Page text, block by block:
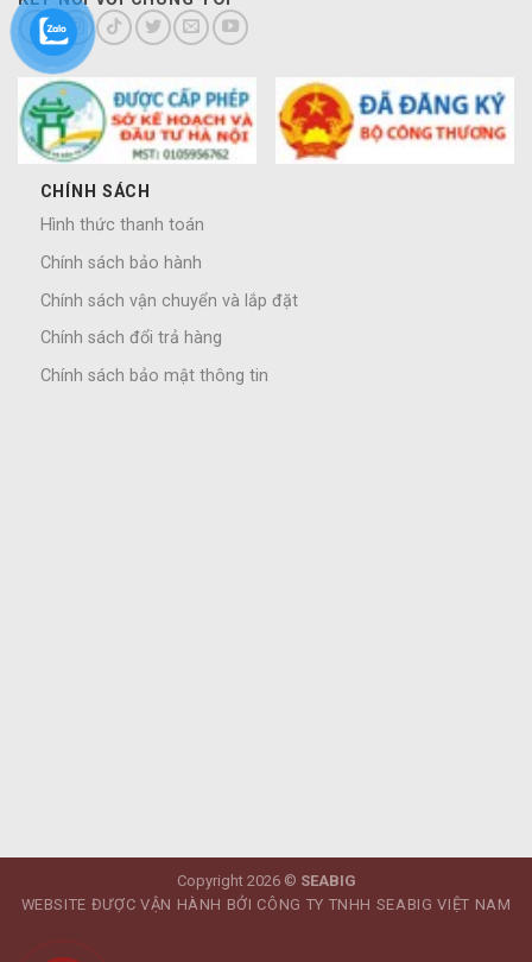
CHÍNH SÁCH
Hình thức thanh toán
Chính sách bảo hành
Chính sách vận chuyển và lắp đặt
Chính sách đổi trả hàng
Chính sách bảo mật thông tin
Copyright 2026 © SEABIG
WEBSITE ĐƯỢC VẬN HÀNH BỞI CÔNG TY TNHH SEABIG VIỆT NAM